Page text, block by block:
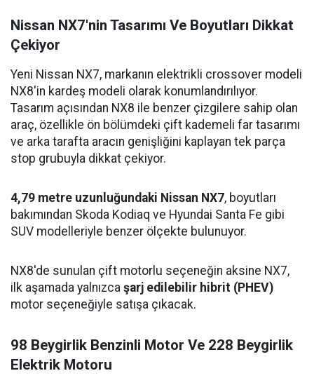
Nissan NX7'nin Tasarımı Ve Boyutları Dikkat
Çekiyor
Yeni Nissan NX7, markanın elektrikli crossover modeli
NX8'in kardeş modeli olarak konumlandırılıyor.
Tasarım açısından NX8 ile benzer çizgilere sahip olan
araç, özellikle ön bölümdeki çift kademeli far tasarımı
ve arka tarafta aracın genişliğini kaplayan tek parça
stop grubuyla dikkat çekiyor.
4,79 metre uzunluğundaki Nissan NX7, boyutları
bakımından Skoda Kodiaq ve Hyundai Santa Fe gibi
SUV modelleriyle benzer ölçekte bulunuyor.
NX8'de sunulan çift motorlu seçeneğin aksine NX7,
ilk aşamada yalnızca şarj edilebilir hibrit (PHEV)
motor seçeneğiyle satışa çıkacak.
98 Beygirlik Benzinli Motor Ve 228 Beygirlik
Elektrik Motoru